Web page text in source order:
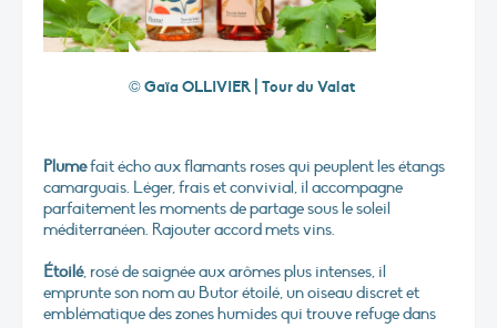
© Gaïa OLLIVIER | Tour du Valat
Plumefait écho aux flamants roses qui peuplent les étangs
camarguais. Léger, frais et convivial, il accompagne
parfaitement les moments de partage sous le soleil
méditerranéen. Rajouter accord mets vins.
Étoilé, rosé de saignée aux arômes plus intenses, il
emprunte son nom au Butor étoilé, un oiseau discret et
emblématique des zones humides qui trouve refuge dans